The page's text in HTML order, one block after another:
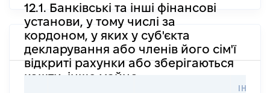
12.1. Банківські та інші фінансові
установи, у тому числі за
кордоном, у яких у суб'єкта
декларування або членів його сім'ї
відкриті рахунки або зберігаються
кошти, інше майно